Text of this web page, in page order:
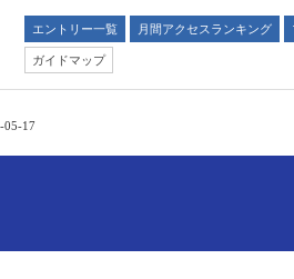
エントリー一覧 月間アクセスランキング
ガイドマップ
05-17